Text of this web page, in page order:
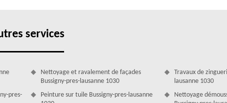
de votre toit ainsi qu'aux
services
pres-
Nettoyage et ravalement de façades
Bussigny-pres-lausanne 1030
Peinture sur tuile Bussigny-pres-lausanne
Travaux de
lausanne 1030
Nettoyage